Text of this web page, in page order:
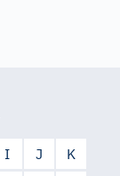
I J
K